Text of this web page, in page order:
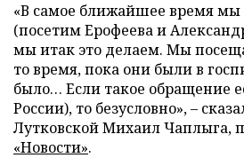
«В самое ближайшее время мы
(посетим Ерофеева и
мы итак это делаем. Мы
то время, пока они были в
было… Если такое обращение
России), то безусловно», –
Лутковской Михаил Чаплыга,
«Новости».